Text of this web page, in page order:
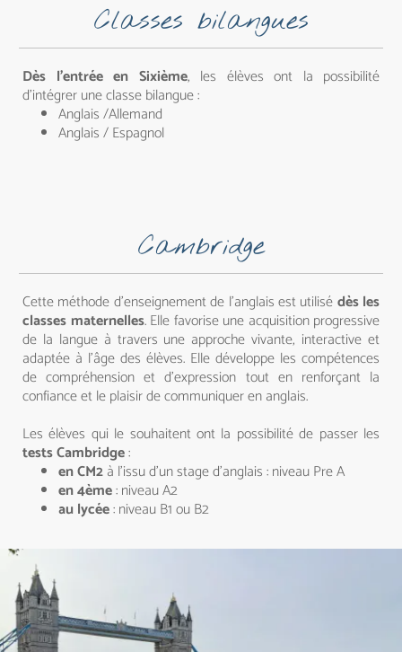
Classes bilangues
Dès l'entrée en Sixième, les élèves ont la possibilité
d'intégrer une classe bilangue :
Anglais /Allemand
Anglais / Espagnol
Cambridge
Cette méthode d'enseignement de l'anglais est utilisédès les
classes maternelles. Elle favorise une acquisition progressive
de la langue à travers une approche vivante, interactive et
adaptée à l'âge des élèves. Elle développe les compétences
de compréhension et d'expression tout en renforçant la
confiance et le plaisir de communiquer en anglais.
Les élèves qui le souhaitent ont la possibilité de passer les
tests Cambridge:
en CM2à l'issu d'un stage d'anglais : niveau Pre A
en 4ème: niveau A2
au lycée: niveau B1 ou B2